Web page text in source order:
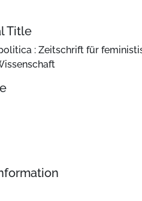
Title
: Zeitschrift für